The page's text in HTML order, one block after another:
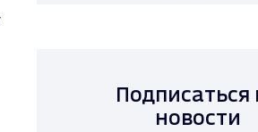
Подписаться
новости